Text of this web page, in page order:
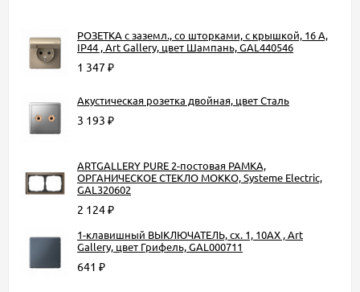
РОЗЕТКА с заземл., со шторками, с крышкой, 16 А,
IP44 , Art Gallery, цвет Шампань, GAL440546
1 347 ₽
Акустическая розетка двойная, цвет Сталь
3 193 ₽
ARTGALLERY PURE 2-постовая РАМКА,
ОРГАНИЧЕСКОЕ СТЕКЛО МОККО, Systeme Electric,
GAL320602
2 124₽
1-клавишный ВЫКЛЮЧАТЕЛЬ, сх. 1, 10АХ , Art
Gallery, цвет Грифель, GAL000711
641 ₽